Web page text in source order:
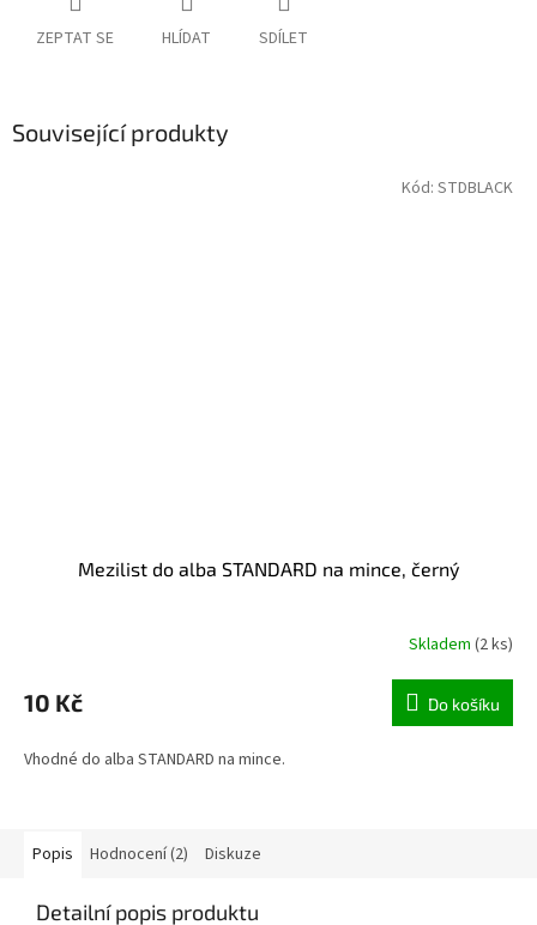
ZEPTAT SE HLÍDAT SDÍLET
Související produkty
Mezilist do alba STANDARD na mince, černý
produktu
je
z
Skladem(2 ks)
10 Kč Do košíku
Vhodné do alba STANDARD na mince.
Kód: STDBLACK
Popis Hodnocení (2) Diskuze
Detailní popis produktu